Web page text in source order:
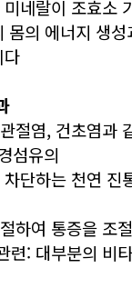
네랄이 조효소
몸의 에너지 생
다
절염, 건초염과
섬유의
단하는 천연 진
하여 통증을 조
련: 대부분의 비